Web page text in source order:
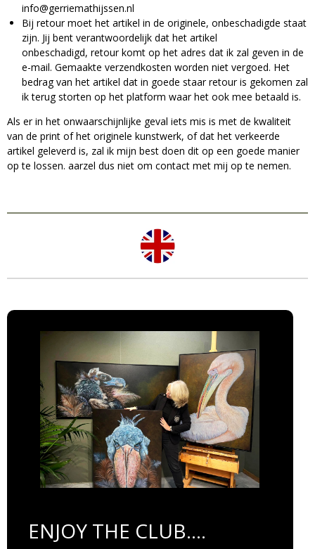
info@gerriemathijssen.nl
Bij retour moet het artikel in de originele, onbeschadigde staat
zijn. Jij bent verantwoordelijk dat het artikel
onbeschadigd, retour komt op het adres dat ik zal geven in de
e-mail. Gemaakte verzendkosten worden niet vergoed. Het
bedrag van het artikel dat in goede staar retour is gekomen zal
ik terug storten op het platform waar het ook mee betaald is.
Als er in het onwaarschijnlijke geval iets mis is met de kwaliteit
van de print of het originele kunstwerk, of dat het verkeerde
artikel geleverd is, zal ik mijn best doen dit op een goede manier
op te lossen. aarzel dus niet om contact met mij op te nemen.
ENJOY THE CLUB....